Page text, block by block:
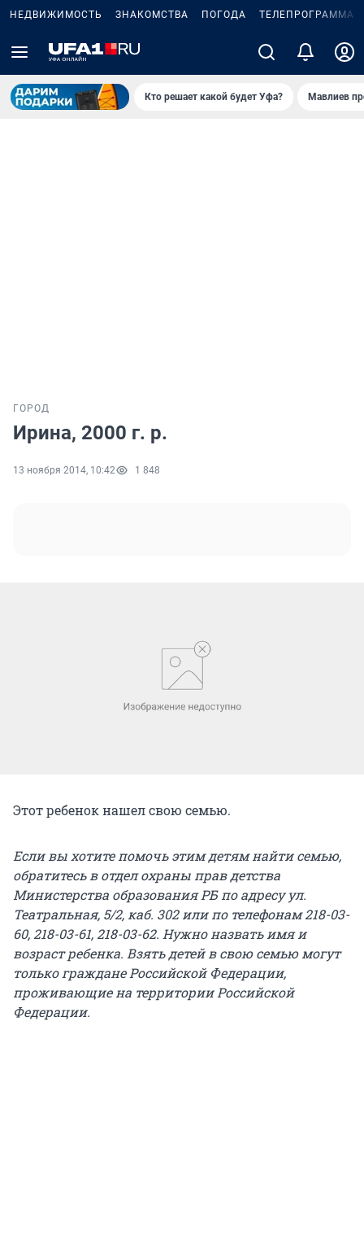
НЕДВИЖИМОСТЬ ЗНАКОМСТВА ПОГОДА ТЕЛЕПРОГРАММА
Кто решает какой будет Уфа? Мавлиев
ГОРОД
Ирина, 2000 г. р.
13 ноября 2014, 10:42 1 848
Этот ребенок нашел свою семью.
Если вы хотите помочь этим детям найти семью,
обратитесь в отдел охраны прав детства
Министерства образования РБ по адресу ул.
Театральная, 5/2, каб. 302 или по телефонам 218-03-
60, 218-03-61, 218-03-62. Нужно назвать имя и
возраст ребенка. Взять детей в свою семью могут
только граждане Российской Федерации,
проживающие на территории Российской
Федерации.